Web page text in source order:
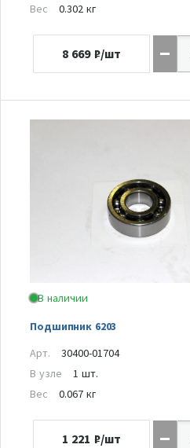
Вес
0.302 кг
8 669 ₽/шт
В наличии
Подшипник 6203
Арт.
30400-01704
В узле
1 шт.
Вес
0.067 кг
1 221 ₽/шт